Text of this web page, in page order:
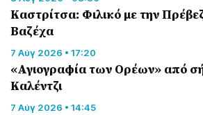
Καστρίτσα: Φιλικό με την
Βαζέχα
7 Αύγ 2026 • 17:20
«Αγιογραφία των Ορέων» από
Καλέντζι
7 Αύγ 2026 • 14:45